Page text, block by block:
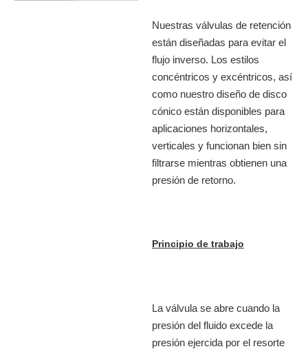
Nuestras válvulas de retención
están diseñadas para evitar el
flujo inverso. Los estilos
concéntricos y excéntricos, así
como nuestro diseño de disco
cónico están disponibles para
aplicaciones horizontales,
verticales y funcionan bien sin
filtrarse mientras obtienen una
presión de retorno.
Principio de trabajo
La válvula se abre cuando la
presión del fluido excede la
presión ejercida por el resorte